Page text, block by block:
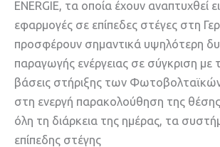
ENERGIE, τα οποία έχουν αναπτυχθεί
εφαρμογές σε επίπεδες στέγες στη
προσφέρουν σημαντικά υψηλότερη
παραγωγής ενέργειας σε σύγκριση με
βάσεις στήριξης των
στη ενεργή παρακολούθηση της θέσης
όλη τη διάρκεια της ημέρας, τα
επίπεδης στέγης